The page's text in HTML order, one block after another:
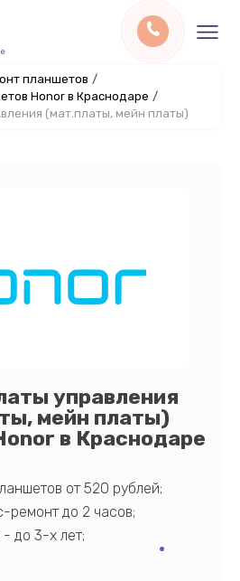
планшетов /
Honor в Краснодаре /
(мат.платы, мейн платы)
управления
мейн платы)
в Краснодаре
от 520 рублей;
ремонт до 2 часов;
- до 3-х лет;